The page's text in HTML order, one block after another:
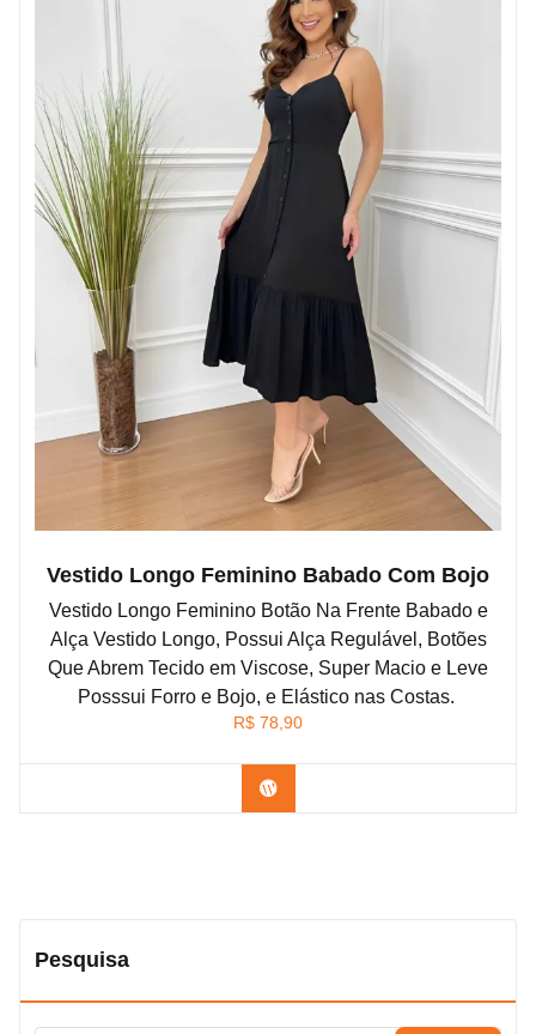
Vestido Longo Feminino Babado Com Bojo
Vestido Longo Feminino Botão Na Frente Babado e
Alça Vestido Longo, Possui Alça Regulável, Botões
Que Abrem Tecido em Viscose, Super Macio e Leve
Posssui Forro e Bojo, e Elástico nas Costas.
R$ 78,90
Confira na Shopee
Pesquisa